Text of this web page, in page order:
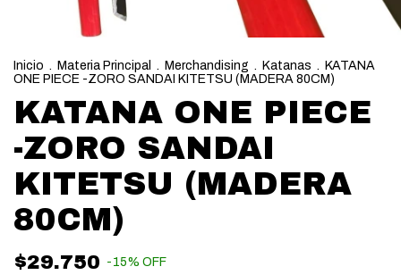
Inicio . Materia Principal . Merchandising . Katanas . KATANA
ONE PIECE -ZORO SANDAI KITETSU (MADERA 80CM)
KATANA ONE PIECE
-ZORO SANDAI
KITETSU (MADERA
80CM)
$29.750 - 15% OFF